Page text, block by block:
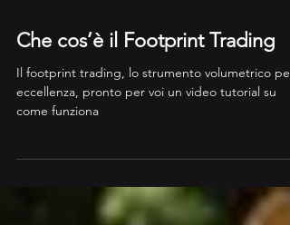
Che cos’è il Footprint Trading
Il footprint trading, lo strumento volumetrico per